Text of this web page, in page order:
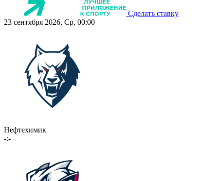
Сделать ставку
23 сентября 2026, Ср, 00:00
Нефтехимик
-:-